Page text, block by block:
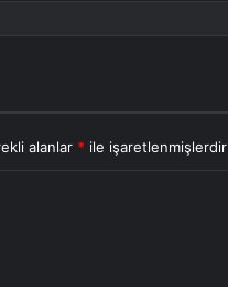
alanlar * ile işaretlenmişlerdir